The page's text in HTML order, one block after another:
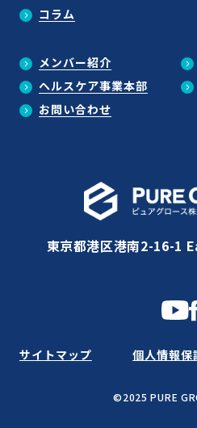
コラム
メンバー紹介
ヘルスケア事業本部
お問い合わせ
東京都港区港南2-16-1
©2025 PURE
サイトマップ 個人情報保